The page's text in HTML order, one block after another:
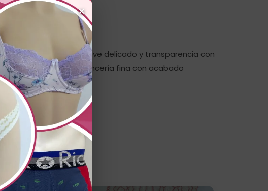
que presenta relieve delicado y transparencia con
dolls y prendas de lencería fina con acabado
×